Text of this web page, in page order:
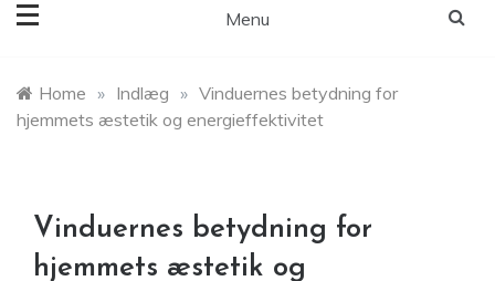
Menu
Home » Indlæg » Vinduernes betydning for
hjemmets æstetik og energieffektivitet
Vinduernes betydning for
hjemmets æstetik og